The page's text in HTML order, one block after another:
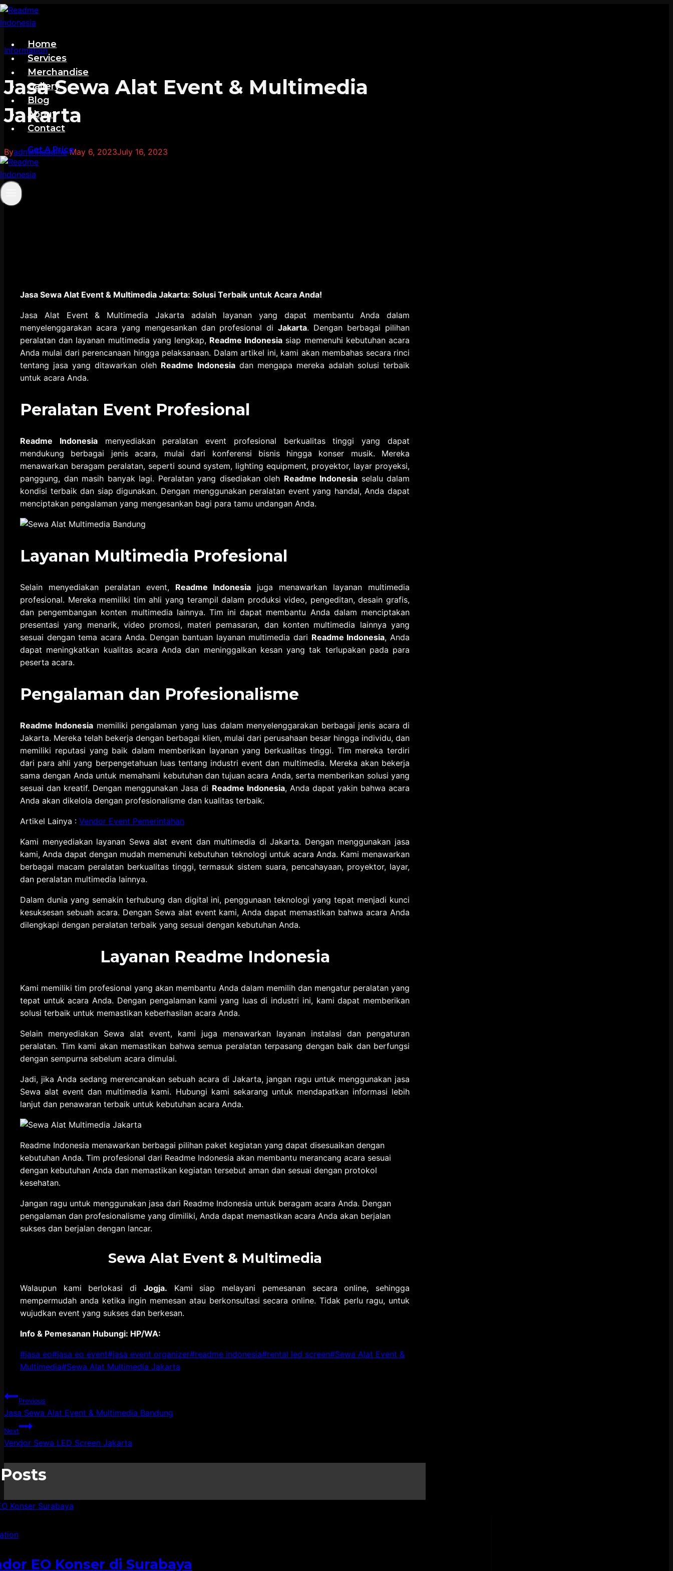
Skip
to
Home
Services
Merchandise
Gallery
Blog
About
Contact
Get A Price
Information
Jasa Sewa Alat Event & Multimedia
Jakarta
ByadminReadme May 6, 2023July 16, 2023
Jasa Sewa Alat Event & Multimedia Jakarta: Solusi Terbaik untuk Acara Anda!
Jasa Alat Event & Multimedia Jakarta adalah layanan yang dapat membantu Anda dalam
menyelenggarakan acara yang mengesankan dan profesional diJakarta. Dengan berbagai pilihan
peralatan dan layanan multimedia yang lengkap, Readme Indonesia siap memenuhi kebutuhan acara
Anda mulai dari perencanaan hingga pelaksanaan. Dalam artikel ini, kami akan membahas secara rinci
tentang jasa yang ditawarkan oleh Readme Indonesiadan mengapa mereka adalah solusi terbaik
untuk acara Anda.
Peralatan Event Profesional
Readme Indonesiamenyediakan peralatan event profesional berkualitas tinggi yang dapat
mendukung berbagai jenis acara, mulai dari konferensi bisnis hingga konser musik. Mereka
menawarkan beragam peralatan, seperti sound system, lighting equipment, proyektor, layar proyeksi,
panggung, dan masih banyak lagi. Peralatan yang disediakan oleh Readme Indonesia selalu dalam
kondisi terbaik dan siap digunakan. Dengan menggunakan peralatan event yang handal, Anda dapat
menciptakan pengalaman yang mengesankan bagi para tamu undangan Anda.
Layanan Multimedia Profesional
Selain menyediakan peralatan event, Readme Indonesia juga menawarkan layanan multimedia
profesional. Mereka memiliki tim ahli yang terampil dalam produksi video, pengeditan, desain grafis,
dan pengembangan konten multimedia lainnya. Tim ini dapat membantu Anda dalam menciptakan
presentasi yang menarik, video promosi, materi pemasaran, dan konten multimedia lainnya yang
sesuai dengan tema acara Anda. Dengan bantuan layanan multimedia dari Readme Indonesia, Anda
dapat meningkatkan kualitas acara Anda dan meninggalkan kesan yang tak terlupakan pada para
peserta acara.
Pengalaman dan Profesionalisme
Readme Indonesia memiliki pengalaman yang luas dalam menyelenggarakan berbagai jenis acara di
Jakarta. Mereka telah bekerja dengan berbagai klien, mulai dari perusahaan besar hingga individu, dan
memiliki reputasi yang baik dalam memberikan layanan yang berkualitas tinggi. Tim mereka terdiri
dari para ahli yang berpengetahuan luas tentang industri event dan multimedia. Mereka akan bekerja
sama dengan Anda untuk memahami kebutuhan dan tujuan acara Anda, serta memberikan solusi yang
sesuai dan kreatif. Dengan menggunakan Jasa di Readme Indonesia, Anda dapat yakin bahwa acara
Anda akan dikelola dengan profesionalisme dan kualitas terbaik.
Artikel Lainya : Vendor Event Pemerintahan
Kami menyediakan layanan Sewa alat event dan multimedia di Jakarta. Dengan menggunakan jasa
kami, Anda dapat dengan mudah memenuhi kebutuhan teknologi untuk acara Anda. Kami menawarkan
berbagai macam peralatan berkualitas tinggi, termasuk sistem suara, pencahayaan, proyektor, layar,
dan peralatan multimedia lainnya.
Dalam dunia yang semakin terhubung dan digital ini, penggunaan teknologi yang tepat menjadi kunci
kesuksesan sebuah acara. Dengan Sewa alat event kami, Anda dapat memastikan bahwa acara Anda
dilengkapi dengan peralatan terbaik yang sesuai dengan kebutuhan Anda.
Layanan Readme Indonesia
Kami memiliki tim profesional yang akan membantu Anda dalam memilih dan mengatur peralatan yang
tepat untuk acara Anda. Dengan pengalaman kami yang luas di industri ini, kami dapat memberikan
solusi terbaik untuk memastikan keberhasilan acara Anda.
Selain menyediakan Sewa alat event, kami juga menawarkan layanan instalasi dan pengaturan
peralatan. Tim kami akan memastikan bahwa semua peralatan terpasang dengan baik dan berfungsi
dengan sempurna sebelum acara dimulai.
Jadi, jika Anda sedang merencanakan sebuah acara di Jakarta, jangan ragu untuk menggunakan jasa
Sewa alat event dan multimedia kami. Hubungi kami sekarang untuk mendapatkan informasi lebih
lanjut dan penawaran terbaik untuk kebutuhan acara Anda.
Readme Indonesia menawarkan berbagai pilihan paket kegiatan yang dapat disesuaikan dengan
kebutuhan Anda. Tim profesional dari Readme Indonesia akan membantu merancang acara sesuai
dengan kebutuhan Anda dan memastikan kegiatan tersebut aman dan sesuai dengan protokol
kesehatan.
Jangan ragu untuk menggunakan jasa dari Readme Indonesia untuk beragam acara Anda. Dengan
pengalaman dan profesionalisme yang dimiliki, Anda dapat memastikan acara Anda akan berjalan
sukses dan berjalan dengan lancar.
Sewa Alat Event & Multimedia
Walaupun kami berlokasi di Jogja. Kami siap melayani pemesanan secara online, sehingga
mempermudah anda ketika ingin memesan atau berkonsultasi secara online. Tidak perlu ragu, untuk
wujudkan event yang sukses dan berkesan.
Info & Pemesanan Hubungi: HP/WA:
Post
Tags:
#jasa eo#jasa eo event#jasa event organizer#readme indonesia#rental led screen#Sewa Alat Event &
Multimedia#Sewa Alat Multimedia Jakarta
Post
navigation
Previous
Jasa Sewa Alat Event & Multimedia Bandung
Next
Vendor Sewa LED Screen Jakarta
EO Konser di Surabaya